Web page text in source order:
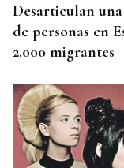
Desarticulan
de personas en
2.000 migrantes